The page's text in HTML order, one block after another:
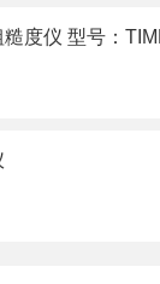
度仪 型号：